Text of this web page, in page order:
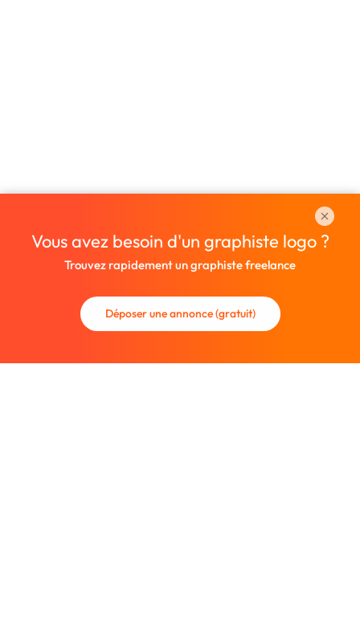
Vous avez besoin d'un graphiste logo ?
Trouvez rapidement un graphiste freelance
Déposer une annonce (gratuit)